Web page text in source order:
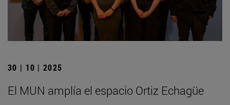
30 | 10 | 2025
El MUN amplía el espacio Ortiz Echagüe